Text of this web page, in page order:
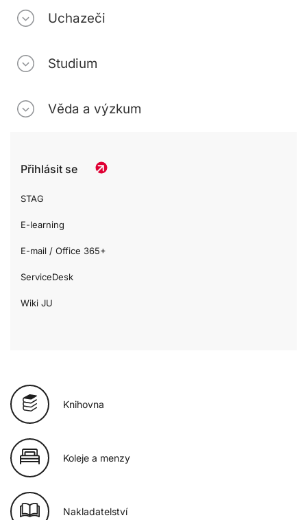
Uchazeči
Studium
Věda a výzkum
Přihlásit se
STAG
E-learning
E-mail / Office 365+
ServiceDesk
Wiki JU
Knihovna
Koleje a menzy
Nakladatelství